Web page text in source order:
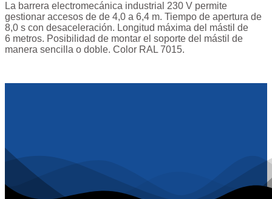
La barrera electromecánica industrial 230 V permite
gestionar accesos de de 4,0 a 6,4 m. Tiempo de apertura de
8,0 s con desaceleración. Longitud máxima del mástil de
6 metros. Posibilidad de montar el soporte del mástil de
manera sencilla o doble. Color RAL 7015.